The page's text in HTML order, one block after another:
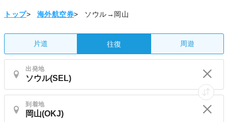
トップ> 海外航空券> ソウル→岡山
片道 往復 周遊
出発地
到着地